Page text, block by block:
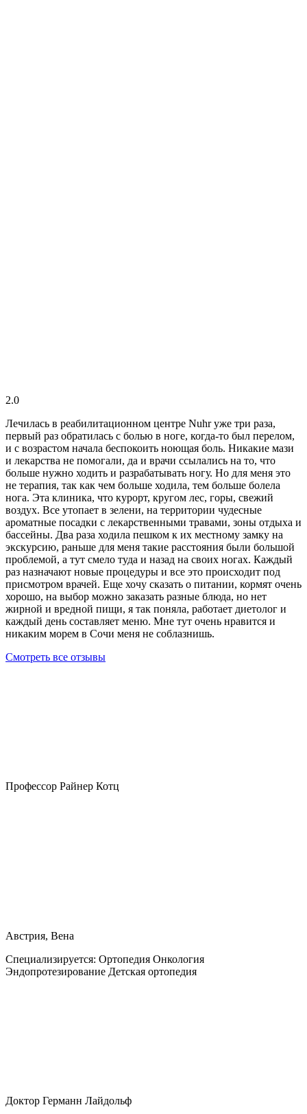
2.0
Лечилась в реабилитационном центре Nuhr уже три раза,
первый раз обратилась с болью в ноге, когда-то был перелом,
и с возрастом начала беспокоить ноющая боль. Никакие мази
и лекарства не помогали, да и врачи ссылались на то, что
больше нужно ходить и разрабатывать ногу. Но для меня это
не терапия, так как чем больше ходила, тем больше болела
нога. Эта клиника, что курорт, кругом лес, горы, свежий
воздух. Все утопает в зелени, на территории чудесные
ароматные посадки с лекарственными травами, зоны отдыха и
бассейны. Два раза ходила пешком к их местному замку на
экскурсию, раньше для меня такие расстояния были большой
проблемой, а тут смело туда и назад на своих ногах. Каждый
раз назначают новые процедуры и все это происходит под
присмотром врачей. Еще хочу сказать о питании, кормят очень
хорошо, на выбор можно заказать разные блюда, но нет
жирной и вредной пищи, я так поняла, работает диетолог и
каждый день составляет меню. Мне тут очень нравится и
никаким морем в Сочи меня не соблазнишь.
Смотреть все отзывы
Профессор Райнер Котц
Австрия, Вена
Специализируется: Ортопедия Онкология
Эндопротезирование Детская ортопедия
Доктор Германн Лайдольф